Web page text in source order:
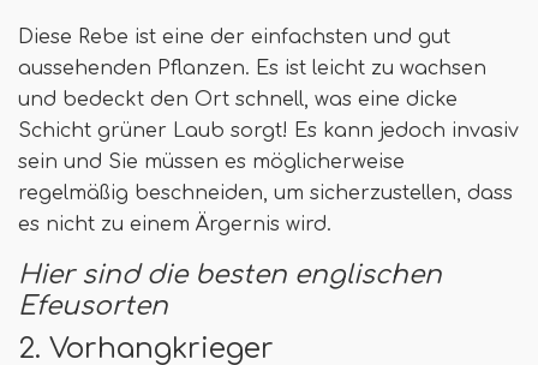
Diese Rebe ist eine der einfachsten und gut
aussehenden Pflanzen. Es ist leicht zu wachsen
und bedeckt den Ort schnell, was eine dicke
Schicht grüner Laub sorgt! Es kann jedoch invasiv
sein und Sie müssen es möglicherweise
regelmäßig beschneiden, um sicherzustellen, dass
es nicht zu einem Ärgernis wird.
Hier sind die besten englischen
Efeusorten
2. Vorhangkrieger